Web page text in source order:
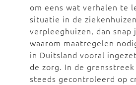
om eens wat verhalen te
situatie in de
verpleeghuizen, dan snap
waarom maatregelen
in Duitsland vooral
de zorg. In de
steeds gecontroleerd op